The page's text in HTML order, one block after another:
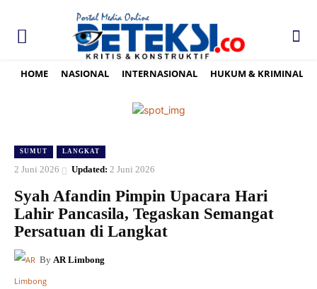
HOME NASIONAL INTERNASIONAL HUKUM & KRIMINAL
SUMUT LANGKAT
2 Juni 2026 Updated: 2 Juni 2026
Syah Afandin Pimpin Upacara Hari
Lahir Pancasila, Tegaskan Semangat
Persatuan di Langkat
By AR Limbong